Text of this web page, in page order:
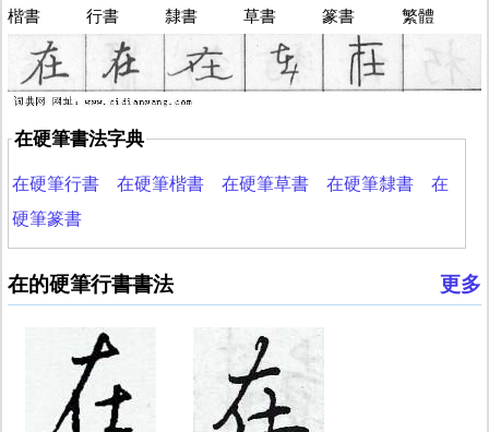
楷書 行書 隸書 草書 篆書 繁體
在硬筆書法字典
在硬筆行書 在硬筆楷書 在硬筆草書 在硬筆隸書
在
硬筆篆書
在的硬筆行書書法 更多